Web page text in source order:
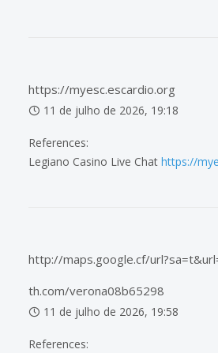
https://myesc.escardio.org
11 de julho de 2026, 19:18
References:
Legiano Casino Live Chat https://
http://maps.google.cf/
th.com/verona08b65298
11 de julho de 2026, 19:58
References: